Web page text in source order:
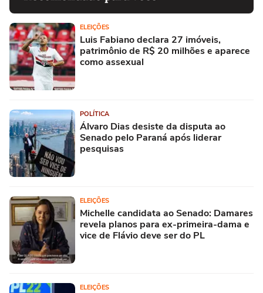
ELEIÇÕES
Luis Fabiano declara 27 imóveis,
patrimônio de R$ 20 milhões e aparece
como assexual
POLÍTICA
Álvaro Dias desiste da disputa ao
Senado pelo Paraná após liderar
pesquisas
ELEIÇÕES
Michelle candidata ao Senado: Damares
revela planos para ex-primeira-dama e
vice de Flávio deve ser do PL
ELEIÇÕES